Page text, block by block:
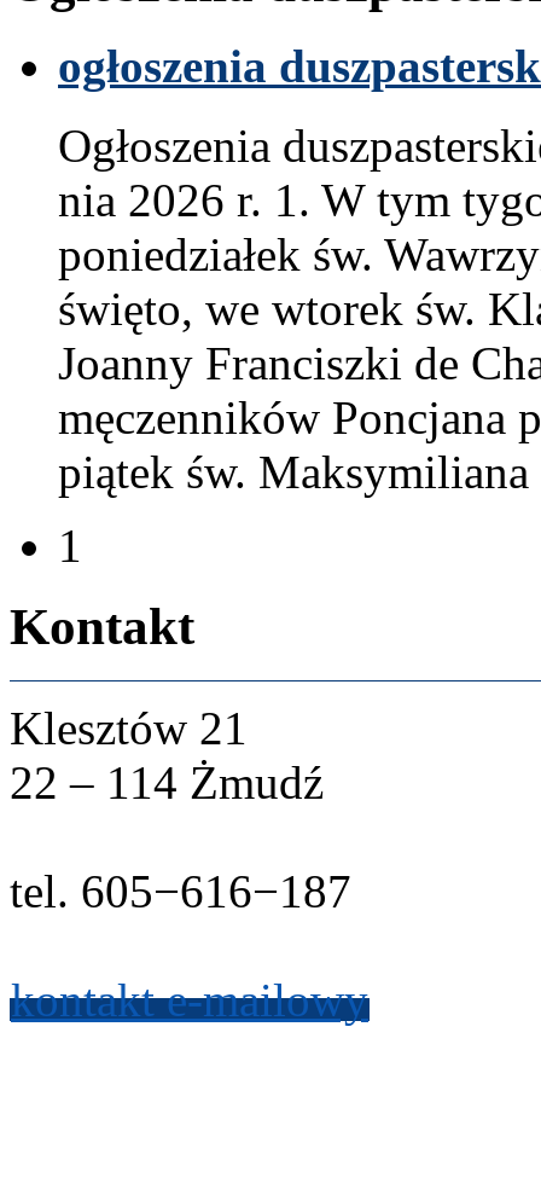
ogłoszenia
Ogłoszenia
nia 2026 r. 1. W tym
poniedzi­ałek św.
święto, we wtorek św.
Joanny Fran­ciszki de
męczen­ników Pon­c­jana
piątek św.
1
Kon­takt
Klesztów 21
22 – 114 Żmudź
tel. 605−616−187
kon­takt e-​mailowy